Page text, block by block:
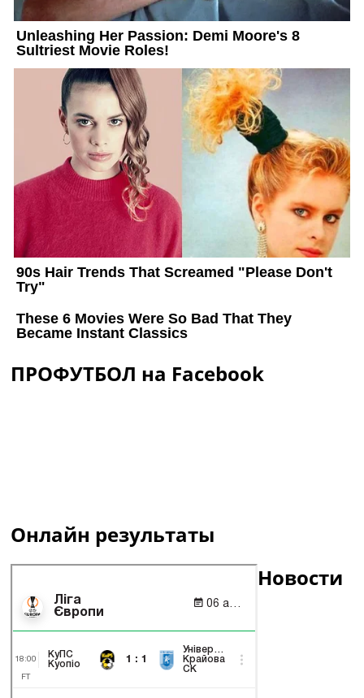
ПРОФУТБОЛ на Facebook
Онлайн результаты
Новости